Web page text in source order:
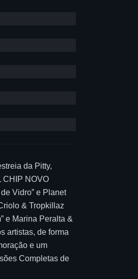
da Pitty,
CHIP NOVO
Vidro” e Planet
& Tropkillaz
e Marina Peralta &
artistas, de forma
e um
Completas de